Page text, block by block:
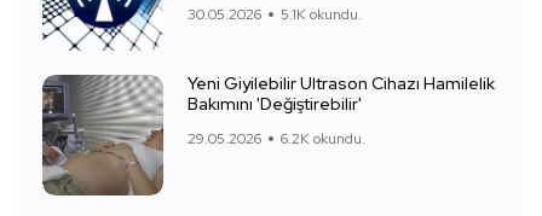
30.05.2026 5.1K okundu.
Yeni Giyilebilir Ultrason Cihazı Hamilelik
Bakımını 'Değiştirebilir'
29.05.2026 6.2K okundu.